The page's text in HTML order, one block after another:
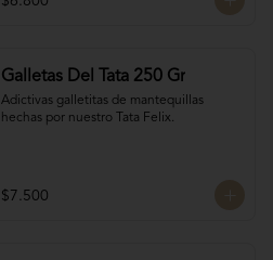
Galletas Del Tata 250 Gr
Adictivas galletitas de mantequillas
hechas por nuestro Tata Felix.
$7.500